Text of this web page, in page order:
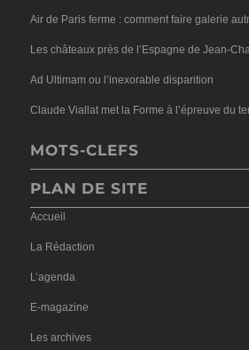
Air de Paris ferme : comment faire galerie
Les châteaux près de l’Espagne de Jean-
Ad Ultimam ou l’inexorable disparition
Claude Viallat met la Forme à l’épreuve du
MOTS-CLEFS
PLAN DE SITE
Accueil
La Rédaction
L’agenda
E-magazine
Les archives